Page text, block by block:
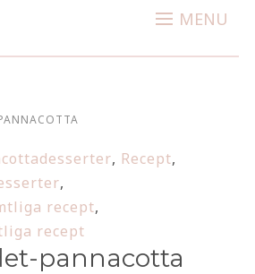
MENU
, Recept,
,
recept,
recept
pannacotta